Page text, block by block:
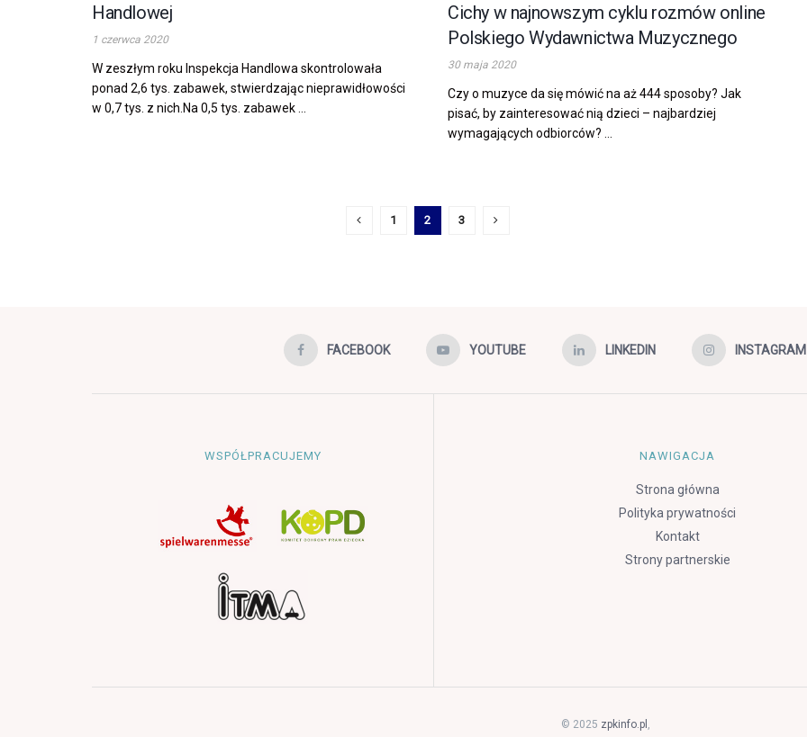
Handlowej
1 czerwca 2020
W zeszłym roku Inspekcja Handlowa skontrolowała
ponad 2,6 tys. zabawek, stwierdzając nieprawidłowości
w 0,7 tys. z nich.Na 0,5 tys. zabawek ...
Cichy w najnowszym cyklu rozmów online
Polskiego Wydawnictwa Muzycznego
30 maja 2020
Czy o muzyce da się mówić na aż 444 sposoby? Jak
pisać, by zainteresować nią dzieci – najbardziej
wymagających odbiorców? ...
1 2 3
FACEBOOK YOUTUBE LINKEDIN INSTAGRAM
WSPÓŁPRACUJEMY NAWIGACJA
Strona główna
Polityka prywatności
Kontakt
Strony partnerskie
© 2025 zpkinfo.pl ,